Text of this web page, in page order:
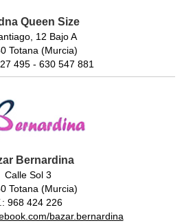
Queen Size
12 Bajo A
Totana (Murcia)
495 - 630 547 881
Bernardina
Calle Sol 3
Totana (Murcia)
968 424 226
bazar.bernardina